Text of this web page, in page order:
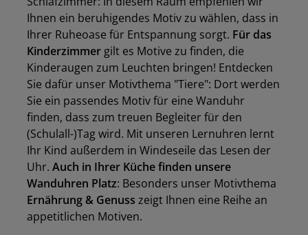
Ihnen ein beruhigendes Motiv zu wählen, dass in
Ihrer Ruheoase für Entspannung sorgt. Für das
Kinderzimmer gilt es Motive zu finden, die
Kinderaugen zum Leuchten bringen! Entdecken
Sie dafür unser Motivthema "Tiere": Dort werden
Sie ein passendes Motiv für eine Wanduhr
finden, dass zum treuen Begleiter für den
(Schulall-)Tag wird. Mit unseren Lernuhren lernt
Ihr Kind außerdem in Windeseile das Lesen der
Uhr. Auch in Ihrer Küche finden unsere
Wanduhren Platz: Besonders unser Motivthema
Ernährung & Genuss zeigt Ihnen eine Reihe an
appetitlichen Motiven.